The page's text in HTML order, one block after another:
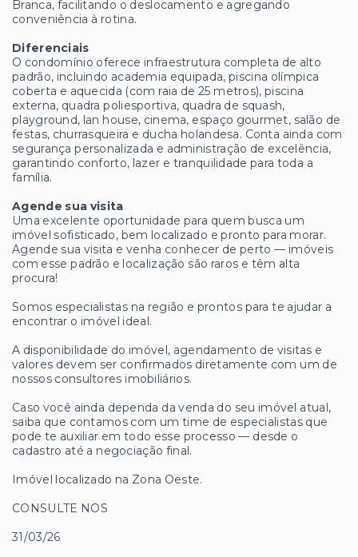
Branca, facilitando o deslocamento e agregando
conveniência à rotina.
Diferenciais
O condomínio oferece infraestrutura completa de alto
padrão, incluindo academia equipada, piscina olímpica
coberta e aquecida (com raia de 25 metros), piscina
externa, quadra poliesportiva, quadra de squash,
playground, lan house, cinema, espaço gourmet, salão de
festas, churrasqueira e ducha holandesa. Conta ainda com
segurança personalizada e administração de excelência,
garantindo conforto, lazer e tranquilidade para toda a
família.
Agende sua visita
Uma excelente oportunidade para quem busca um
imóvel sofisticado, bem localizado e pronto para morar.
Agende sua visita e venha conhecer de perto — imóveis
com esse padrão e localização são raros e têm alta
procura!
Somos especialistas na região e prontos para te ajudar a
encontrar o imóvel ideal.
A disponibilidade do imóvel, agendamento de visitas e
valores devem ser confirmados diretamente com um de
nossos consultores imobiliários.
Caso você ainda dependa da venda do seu imóvel atual,
saiba que contamos com um time de especialistas que
pode te auxiliar em todo esse processo — desde o
cadastro até a negociação final.
Imóvel localizado na Zona Oeste.
CONSULTE NOS
31/03/26